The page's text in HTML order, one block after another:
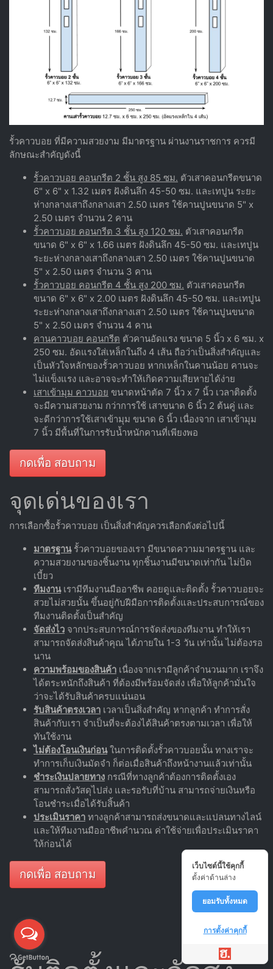
รั้วคาวบอย ที่มีความสวยงาม มีมาตรฐาน ผ่านงานราชการ ควรมี
ลักษณะสำคัญดังนี้
รั้วคาวบอย คอนกรีต 2 ชั้น สูง 85 ซม. ตัวเสาคอนกรีตขนาด
6" x 6" x 1.32 เมตร ฝังดินลึก 45-50 ซม. และเทปูน ระยะ
ห่างกลางเสาถึงกลางเสา 2.50 เมตร ใช้คานปูนขนาด 5" x
2.50 เมตร จำนวน 2 คาน
รั้วคาวบอย คอนกรีต 3 ชั้น สูง 120 ซม. ตัวเสาคอนกรีต
ขนาด 6" x 6" x 1.66 เมตร ฝังดินลึก 45-50 ซม. และเทปูน
ระยะห่างกลางเสาถึงกลางเสา 2.50 เมตร ใช้คานปูนขนาด
5" x 2.50 เมตร จำนวน 3 คาน
รั้วคาวบอย คอนกรีต 4 ชั้น สูง 200 ซม. ตัวเสาคอนกรีต
ขนาด 6" x 6" x 2.00 เมตร ฝังดินลึก 45-50 ซม. และเทปูน
ระยะห่างกลางเสาถึงกลางเสา 2.50 เมตร ใช้คานปูนขนาด
5" x 2.50 เมตร จำนวน 4 คาน
คานคาวบอย คอนกรีต ตัวคานอัดแรง ขนาด 5 นิ้ว x 6 ซม. x
250 ซม. อัดแรงใส่เหล็กในถึง 4 เส้น ถือว่าเป็นสิ่งสำคัญและ
เป็นหัวใจหลักของรั้วคาวบอย หากเหล็กในคานน้อย คานจะ
ไม่แข็งแรง และอาจจะทำให้เกิดความเสียหายได้ง่าย
เสาเข้ามุม คาวบอย ขนาดหน้าตัด 7 นิ้ว x 7 นิ้ว เวลาติดตั้ง
จะมีความสวยงาม กว่าการใช้ เสาขนาด 6 นิ้ว 2 ต้นคู่ และ
จะดีกว่าการใช้เสาเข้ามุม ขนาด 6 นิ้ว เนื่องจาก เสาเข้ามุม
7 นิ้ว มีพื้นที่ในการรับน้ำหนักคานที่เพียงพอ
กดเพื่อ สอบถาม
จุดเด่นของเรา
การเลือกซื้อรั้วคาวบอย เป็นสิ่งสำคัญควรเลือกดังต่อไปนี้
มาตรฐานรั้วคาวบอยของเรา มีขนาดความมาตรฐาน และ
ความสวยงามของชิ้นงาน ทุกชิ้นงานมีขนาดเท่ากัน ไม่บิด
เบี้ยว
ทีมงานเรามีทีมงานมืออาชีพ คอยดูและติดตั้ง รั้วคาวบอยจะ
สวยไม่สวยนั้น ขึ้นอยู่กับฝีมือการติดตั้งและประสบการณ์ของ
ทีมงานติดตั้งเป็นสำคัญ
จัดส่งไว จากประสบการณ์การจัดส่งของทีมงาน ทำให้เรา
สามารถจัดส่งสินค้าคุณ ได้ภายใน 1-3 วัน เท่านั้น ไม่ต้องรอ
นาน
ความพร้อมของสินค้า เนื่องจากเรามีลูกค้าจำนวนมาก เราจึง
ได้ตระหนักถึงสินค้า ที่ต้องมีพร้อมจัดส่ง เพื่อให้ลูกค้ามั่นใจ
ว่าจะได้รับสินค้าครบแน่นอน
รับสินค้าตรงเวลา เวลาเป็นสิ่งสำคัญ หากลูกค้า ทำการสั่ง
สินค้ากับเรา จำเป็นที่จะต้องได้สินค้าตรงตามเวลา เพื่อให้
ทันใช้งาน
ไม่ต้องโอนเงินก่อนในการติดตั้งรั้วคาวบอยนั้น ทางเราจะ
ทำการเก็บเงินมัดจำ ก็ต่อเมื่อสินค้าถึงหน้างานแล้วเท่านั้น
ชำระเงินปลายทาง กรณีที่ทางลูกค้าต้องการติดตั้งเอง
สามารถสั่งวัสดุไปส่ง และรอรับที่บ้าน สามารถจ่ายเงินหรือ
โอนชำระเมื่อได้รับสิ้นค้า
ประเมินราคา ทางลูกค้าสามารถส่งขนาดและแปลนทางไลน์
และให้ทีมงานมืออาชีพคำนวณ ค่าใช้จ่ายเพื่อประเมินราคา
ให้ก่อนได้
กดเพื่อ สอบถาม
เว็บไซต์นี้ใช้คุกกี้
ตั้งค่าด้านล่าง
ยอมรับทั้งหมด
การตั้งค่าคุกกี้